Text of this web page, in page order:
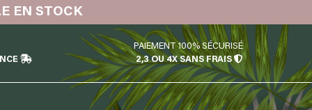
EN STOCK
PAIEMENT 100% SÉCURISÉ
2,3 OU 4X SANS FRAIS